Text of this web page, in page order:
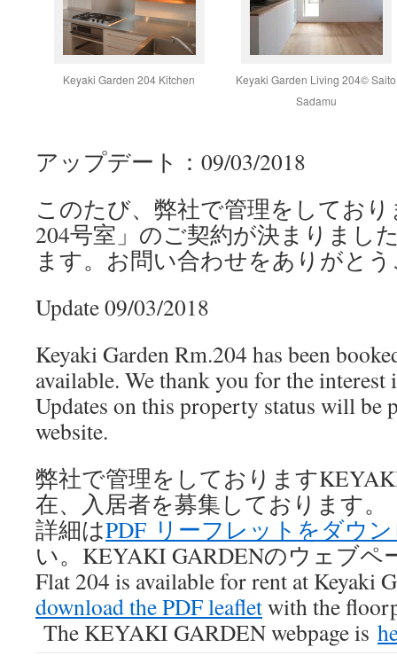
Keyaki Garden 204 Kitchen
Keyaki Garden Living 204© Saito
Sadamu
アップデート：09/03/2018
このたび、弊社で管理をしており
204号室」のご契約が決まりまし
ます。お問い合わせをありがと
Update 09/03/2018
Keyaki Garden Rm.204 has been
available. We thank you for the
Updates on this property status will be
website.
弊社で管理をしております
在、入居者を募集しております。
詳細はPDF リーフレットをダウ
い。KEYAKI GARDENのウェブペ
Flat 204 is available for rent at Keyaki
download the PDF leafletwith the
The KEYAKI GARDEN webpage is